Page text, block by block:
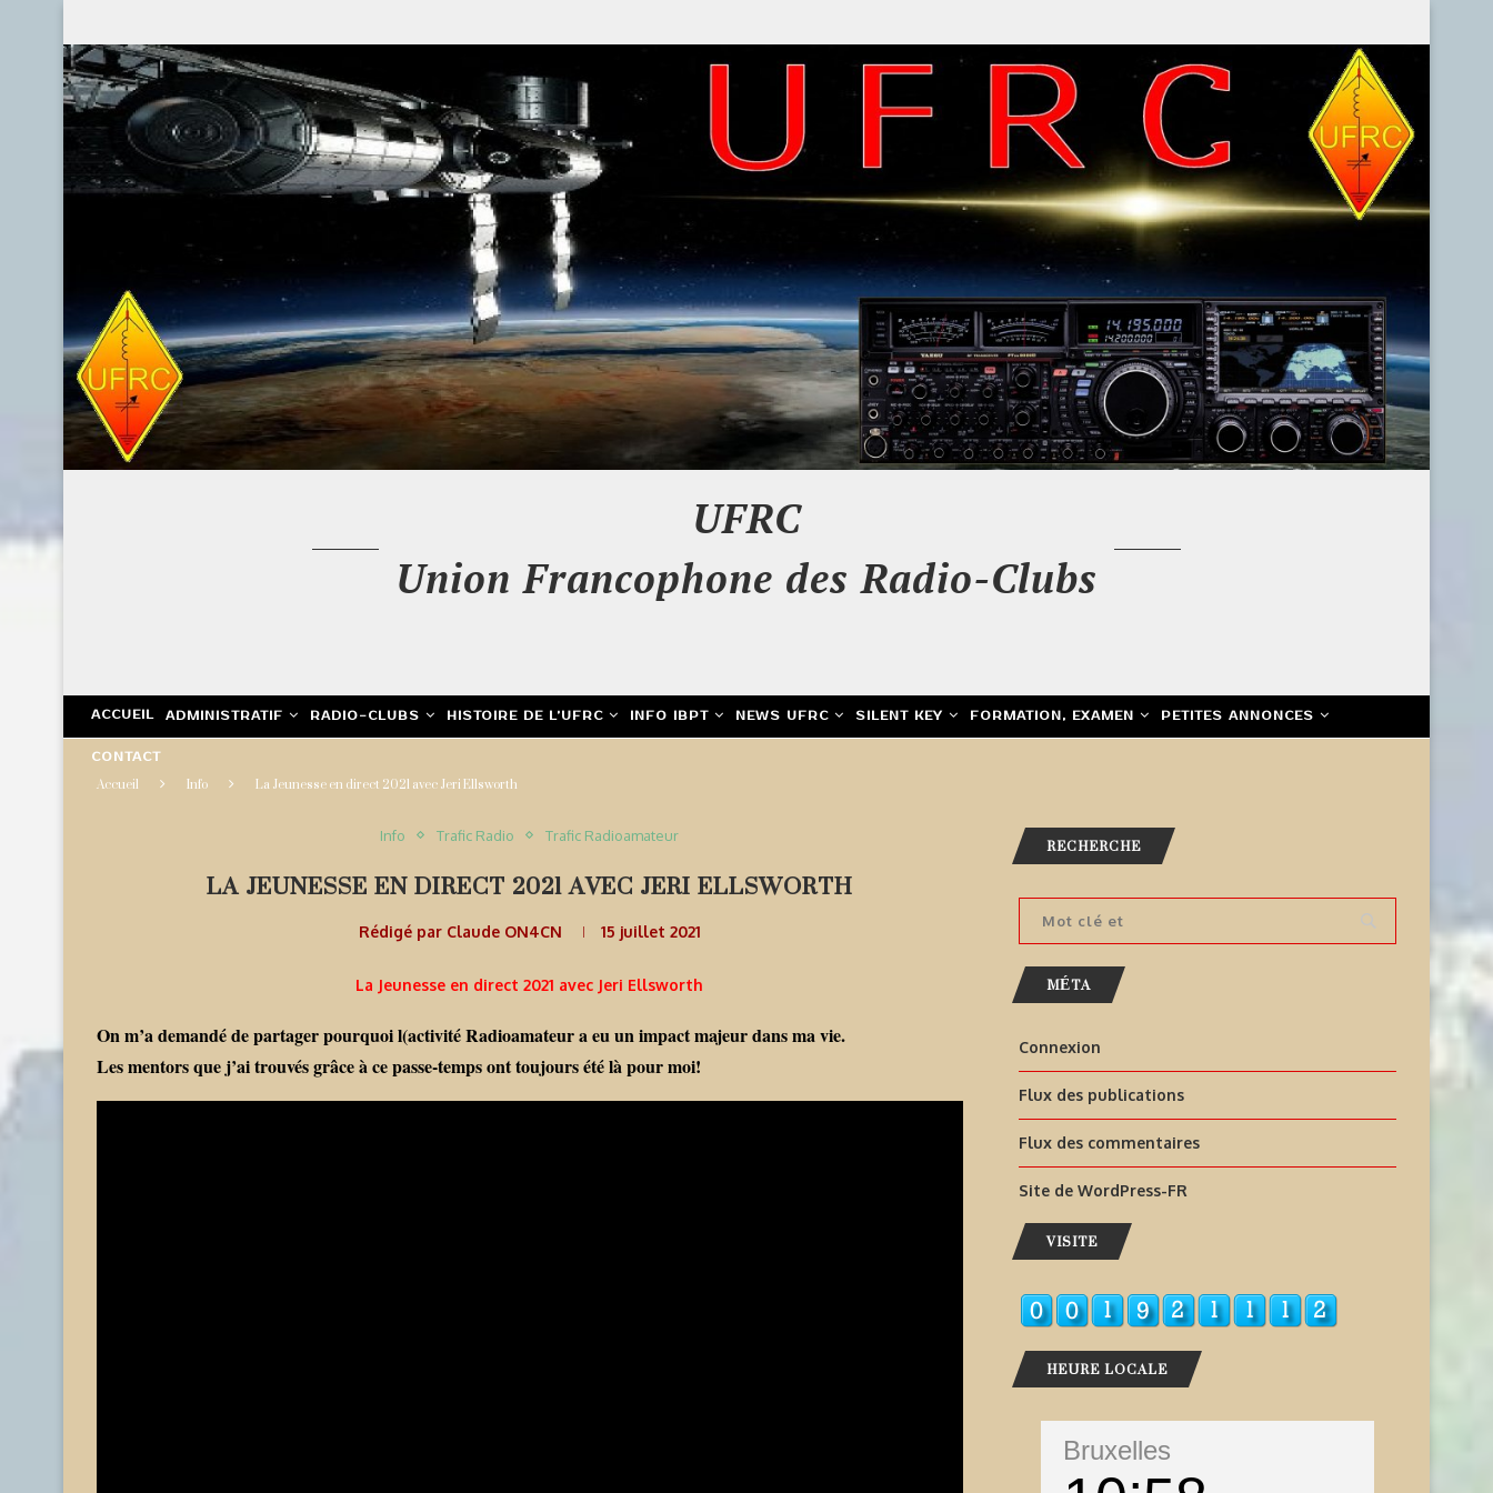
UFRC
Union Francophone des Radio-Clubs
ACCUEIL ADMINISTRATIF RADIO-CLUBS HISTOIRE DE L’UFRC INFO IBPT NEWS UFRC SILENT KEY FORMATION, EXAMEN PETITES ANNONCES
CONTACT
Accueil Info La Jeunesse en direct 2021 avec Jeri Ellsworth
Info Trafic Radio Trafic Radioamateur
LA JEUNESSE EN DIRECT 2021 AVEC JERI ELLSWORTH
Rédigé par Claude ON4CN 15 juillet 2021
La Jeunesse en direct 2021 avec Jeri Ellsworth
On m’a demandé de partager pourquoi l(activité Radioamateur a eu un impact majeur dans ma vie.
Les mentors que j’ai trouvés grâce à ce passe-temps ont toujours été là pour moi!
RECHERCHE
MÉTA
Connexion
Flux des publications
Flux des commentaires
Site de WordPress-FR
VISITE
HEURE LOCALE
Bruxelles